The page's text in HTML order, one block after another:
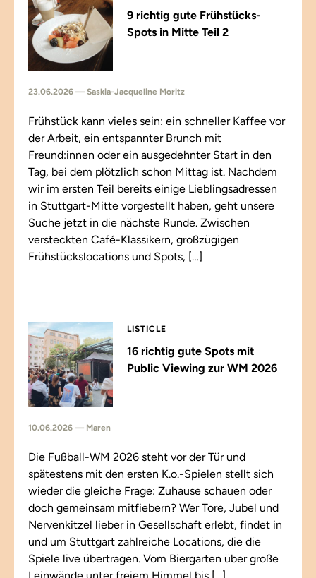
9 richtig gute Frühstücks-
Spots in Mitte Teil 2
23.06.2026 — Saskia-Jacqueline Moritz
Frühstück kann vieles sein: ein schneller Kaffee vor
der Arbeit, ein entspannter Brunch mit
Freund:innen oder ein ausgedehnter Start in den
Tag, bei dem plötzlich schon Mittag ist. Nachdem
wir im ersten Teil bereits einige Lieblingsadressen
in Stuttgart-Mitte vorgestellt haben, geht unsere
Suche jetzt in die nächste Runde. Zwischen
versteckten Café-Klassikern, großzügigen
Frühstückslocations und Spots, […]
LISTICLE
16 richtig gute Spots mit
Public Viewing zur WM 2026
10.06.2026 — Maren
Die Fußball-WM 2026 steht vor der Tür und
spätestens mit den ersten K.o.-Spielen stellt sich
wieder die gleiche Frage: Zuhause schauen oder
doch gemeinsam mitfiebern? Wer Tore, Jubel und
Nervenkitzel lieber in Gesellschaft erlebt, findet in
und um Stuttgart zahlreiche Locations, die die
Spiele live übertragen. Vom Biergarten über große